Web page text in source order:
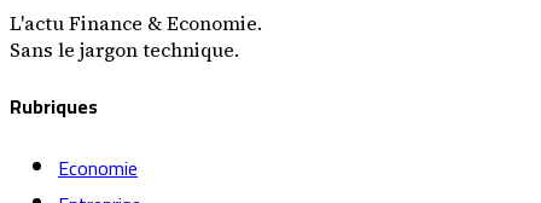
L'actu Finance & Economie.
Sans le jargon technique.
Rubriques
Economie